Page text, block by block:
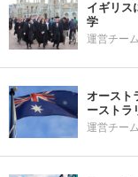
イギリス
学
運営チーム
オースト
ーストラ
運営チーム